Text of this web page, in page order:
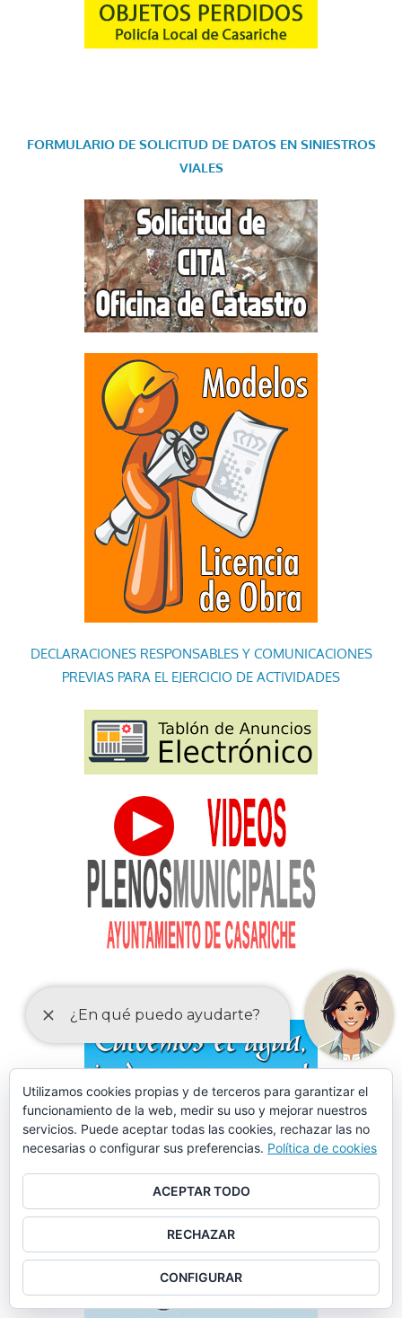
FORMULARIO DE SOLICITUD DE DATOS EN SINIESTROS
VIALES
DECLARACIONES RESPONSABLES Y COMUNICACIONES
PREVIAS PARA EL EJERCICIO DE ACTIVIDADES
Utilizamos cookies propias y de terceros para garantizar el
funcionamiento de la web, medir su uso y mejorar nuestros
servicios. Puede aceptar todas las cookies, rechazar las no
necesarias o configurar sus preferencias. Política de cookies
ACEPTAR TODO
RECHAZAR
CONFIGURAR